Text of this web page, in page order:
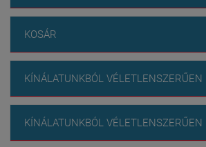
KOSÁR
KÍNÁLATUNKBÓL VÉLETLENSZERŰEN
KÍNÁLATUNKBÓL VÉLETLENSZERŰEN